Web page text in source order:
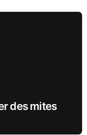
des mites